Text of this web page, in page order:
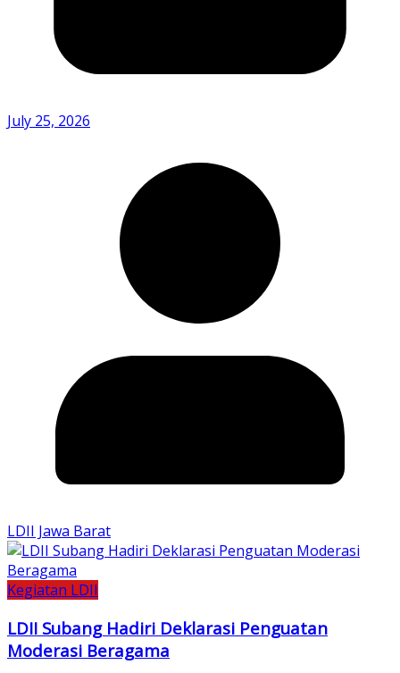
July 25, 2026
LDII Jawa Barat
Kegiatan LDII
LDII Subang Hadiri Deklarasi Penguatan
Moderasi Beragama